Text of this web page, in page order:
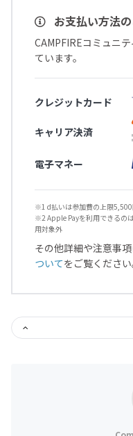
お支払い方法
CAMPFIREコミュニ
ています。
クレジットカード
キャリア決済
電子マネー
※1 d払いは参加費の上限5,500
※2 Apple Payを利用できるの
用対象外
その他詳細や注意事
ついてをご覧ください